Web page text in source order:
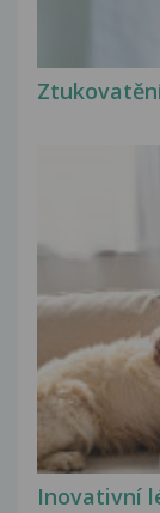
Inovativní